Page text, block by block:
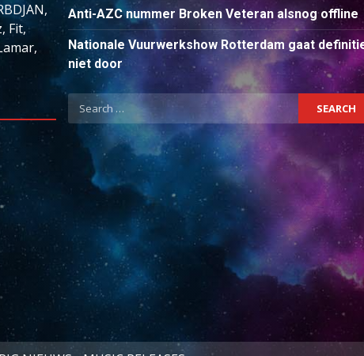
Fit,
Anti-AZC nummer Broken Veteran alsnog offline
Nationale Vuurwerkshow Rotterdam gaat
niet door
Search
for: